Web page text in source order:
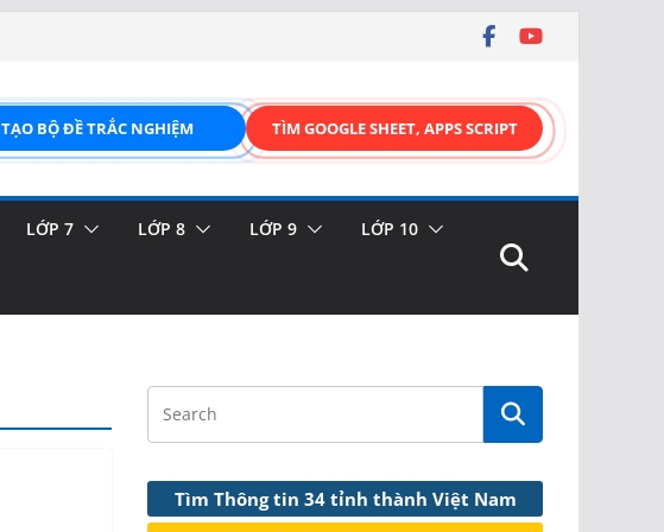
TẠO BỘ ĐỀ TRẮC NGHIỆM TÌM GOOGLE SHEET, APPS SCRIPT
LỚP 7 LỚP 8 LỚP 9 LỚP 10
Tìm Thông tin 34 tỉnh thành Việt Nam